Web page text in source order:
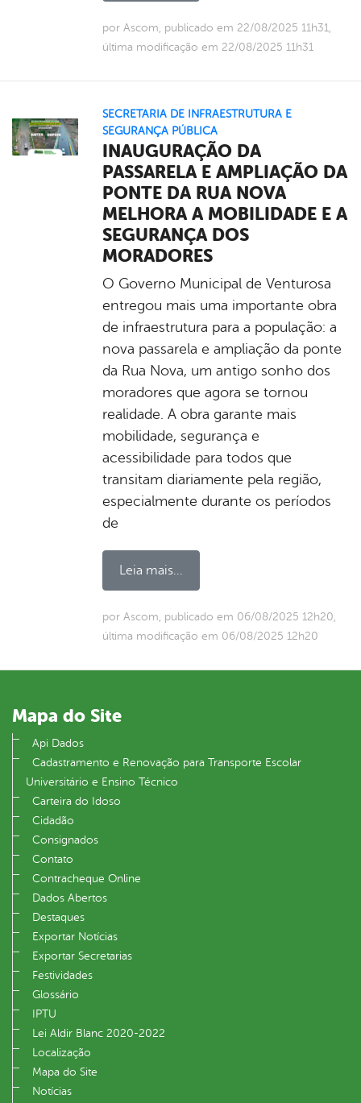
por Ascom, publicado em 22/08/2025 11h31,
última modificação em 22/08/2025 11h31
SECRETARIA DE INFRAESTRUTURA E
SEGURANÇA PÚBLICA
INAUGURAÇÃO DA
PASSARELA E AMPLIAÇÃO DA
PONTE DA RUA NOVA
MELHORA A MOBILIDADE E A
SEGURANÇA DOS
MORADORES
O Governo Municipal de Venturosa
entregou mais uma importante obra
de infraestrutura para a população: a
nova passarela e ampliação da ponte
da Rua Nova, um antigo sonho dos
moradores que agora se tornou
realidade. A obra garante mais
mobilidade, segurança e
acessibilidade para todos que
transitam diariamente pela região,
especialmente durante os períodos
de
Leia mais...
por Ascom, publicado em 06/08/2025 12h20,
última modificação em 06/08/2025 12h20
Mapa do Site
Api Dados
Cadastramento e Renovação para Transporte Escolar
Universitário e Ensino Técnico
Carteira do Idoso
Cidadão
Consignados
Contato
Contracheque Online
Dados Abertos
Destaques
Exportar Notícias
Exportar Secretarias
Festividades
Glossário
IPTU
Lei Aldir Blanc 2020-2022
Localização
Mapa do Site
Notícias